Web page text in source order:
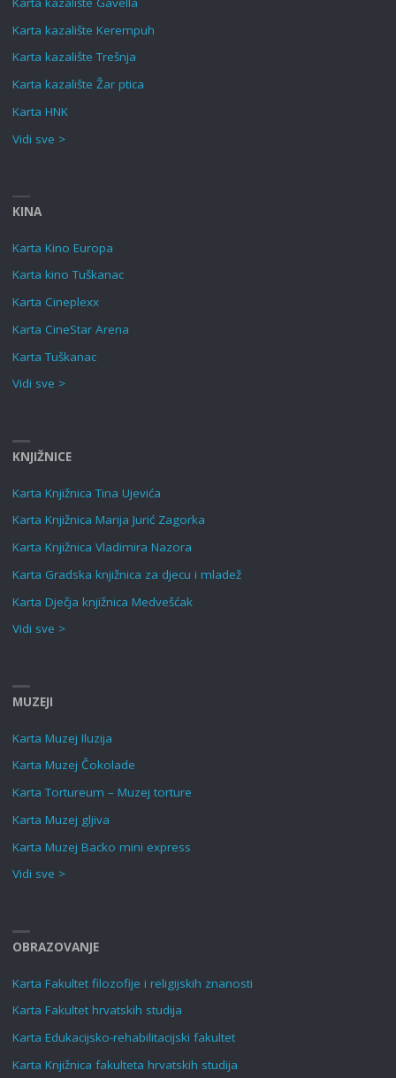
Karta kazalište Kerempuh
Karta kazalište Trešnja
Karta kazalište Žar ptica
Karta HNK
Vidi sve >
KINA
Karta Kino Europa
Karta kino Tuškanac
Karta Cineplexx
Karta CineStar Arena
Karta Tuškanac
Vidi sve >
KNJIŽNICE
Karta Knjižnica Tina Ujevića
Karta Knjižnica Marija Jurić Zagorka
Karta Knjižnica Vladimira Nazora
Karta Gradska knjižnica za djecu i mladež
Karta Dječja knjižnica Medvešćak
Vidi sve >
MUZEJI
Karta Muzej Iluzija
Karta Muzej Čokolade
Karta Tortureum – Muzej torture
Karta Muzej gljiva
Karta Muzej Backo mini express
Vidi sve >
OBRAZOVANJE
Karta Fakultet filozofije i religijskih znanosti
Karta Fakultet hrvatskih studija
Karta Edukacijsko-rehabilitacijski fakultet
Karta Knjižnica fakulteta hrvatskih studija